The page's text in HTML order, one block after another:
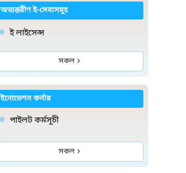
অভ্যন্তরীণ ই-সেবাসমূহ
ই লাইসেন্স
সকল
ইনোভেশন কর্নার
পাইলট কর্মসূচী
সকল